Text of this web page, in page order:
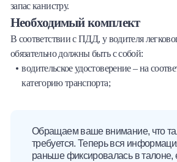
запас канистру.
Необходимый комплект
В соответствии с ПДД, у водителя
обязательно должны быть с собой:
водительское удостоверение – на
категорию транспорта;
Обращаем ваше внимание, что
требуется. Теперь вся
раньше фиксировалась в талоне,